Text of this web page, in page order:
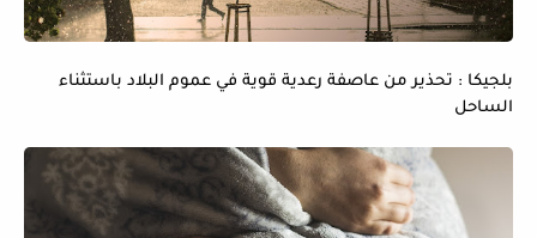
بلجيكا : تحذير من عاصفة رعدية قوية في عموم البلاد باستثناء
الساحل